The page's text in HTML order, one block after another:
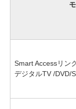
Smart Accessリン
デジタルTV /DVD/